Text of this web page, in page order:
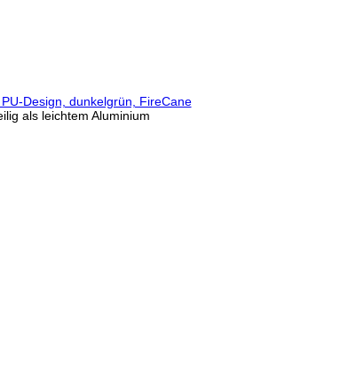
als leichtem Aluminium